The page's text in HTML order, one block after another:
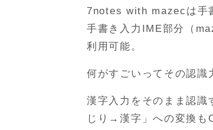
7notes with mazecは手
手書き入力IME部分（
利用可能。
何がすごいってその認識
漢字入力をそのまま認
じり→漢字」への変換も